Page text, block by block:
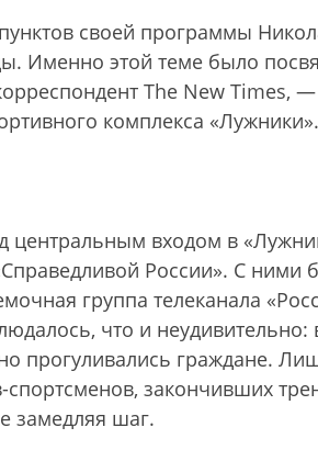
своей программы
Именно этой теме было
The New Times,
комплекса «Лужники».
центральным входом в
России». С ними
группа телеканала
что и
прогуливались граждане.
спортсменов, закончивших
замедляя шаг.